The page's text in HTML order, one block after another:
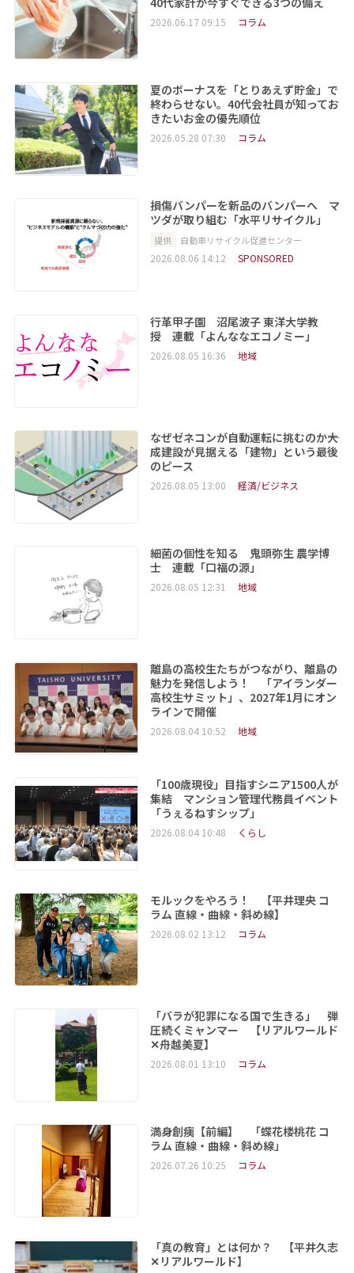
2026.06.17 09:15 コラム
夏のボーナスを「とりあえず貯金」で
終わらせない。40代会社員が知ってお
きたいお金の優先順位
2026.05.28 07:30 コラム
損傷バンパーを新品のバンパーへ マ
ツダが取り組む「水平リサイクル」
提供 自動車リサイクル促進センター
2026.08.06 14:12 SPONSORED
行革甲子園 沼尾波子 東洋大学教
授 連載「よんななエコノミー」
2026.08.05 16:36 地域
なぜゼネコンが自動運転に挑むのか――大
成建設が見据える「建物」という最後
のピース
2026.08.05 13:00 経済/ビジネス
細菌の個性を知る 鬼頭弥生 農学博
士 連載「口福の源」
2026.08.05 12:31 地域
離島の高校生たちがつながり、離島の
魅力を発信しよう！ 「アイランダー
高校生サミット」、2027年1月にオン
ラインで開催
2026.08.04 10:52 地域
「100歳現役」目指すシニア1500人が
集結 マンション管理代務員イベント
「うぇるねすシップ」
2026.08.04 10:48 くらし
モルックをやろう！ 【平井理央 コ
ラム 直線・曲線・斜め線】
2026.08.02 13:12 コラム
「バラが犯罪になる国で生きる」 弾
圧続くミャンマー 【リアルワールド
✕舟越美夏】
2026.08.01 13:10 コラム
満身創痍【前編】 「蝶花楼桃花 コ
ラム 直線・曲線・斜め線」
2026.07.26 10:25 コラム
「真の教育」とは何か？ 【平井久志
✕リアルワールド】